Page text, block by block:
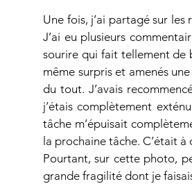
Une fois, j’ai partagé sur
J’ai eu plusieurs
sourire qui fait tellement de
même surpris et amenés
du tout. J’avais
j’étais complètement
tâche m’épuisait
la prochaine tâche. C’était
Pourtant, sur cette photo,
grande fragilité dont je